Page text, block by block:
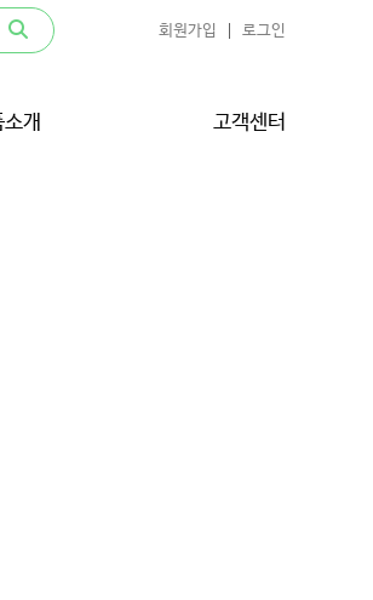
회원가입 로그인
개 고객센터